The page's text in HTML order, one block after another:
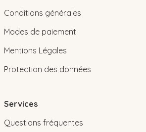
Conditions générales
Modes de paiement
Mentions Légales
Protection des données
Services
Questions fréquentes